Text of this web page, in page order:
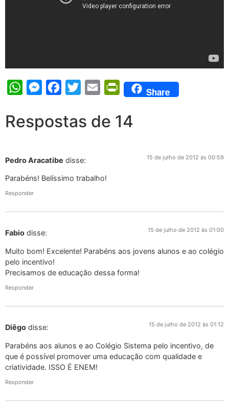
WhatsAppMessengerFacebook
Twitter Email PrintFriendly
Share
Respostas de 14
Pedro Aracatibe disse: 15 de julho de 2012 às 00:59
Parabéns! Belíssimo trabalho!
Responder
Fabio disse: 15 de julho de 2012 às 01:00
Muito bom! Excelente! Parabéns aos jovens alunos e ao colégio
pelo incentivo!
Precisamos de educação dessa forma!
Responder
Diêgo disse: 15 de julho de 2012 às 01:12
Parabéns aos alunos e ao Colégio Sistema pelo incentivo, de
que é possível promover uma educação com qualidade e
criatividade. ISSO É ENEM!
Responder